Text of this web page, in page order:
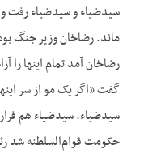
سیدضیاء و سیدضیاء رفت
ماند. رضاخان وزیر جنگ
رضاخان آمد تمام اینها را
گفت «اگر یک مو از سر
سیدضياء. سیدضیاء هم
حکومت قوام‌السلطنه شد